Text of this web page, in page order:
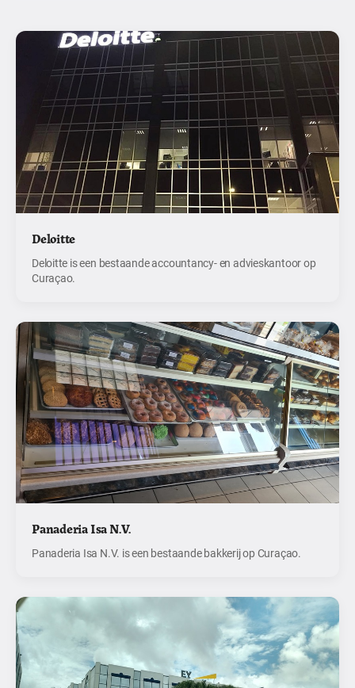
Deloitte
Deloitte is een bestaande accountancy- en advieskantoor op
Curaçao.
Panaderia Isa N.V.
Panaderia Isa N.V. is een bestaande bakkerij op Curaçao.